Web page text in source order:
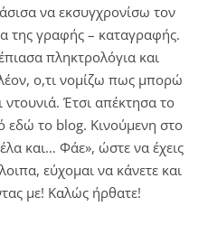
να εκσυγχρονίσω τον
της γραφής – καταγραφής.
πληκτρολόγια και
ο,τι νομίζω πως μπορώ
Έτσι απέκτησα το
εδώ το blog. Κινούμενη στο
και… Φάε», ώστε να έχεις
εύχομαι να κάνετε και
με! Καλώς ήρθατε!